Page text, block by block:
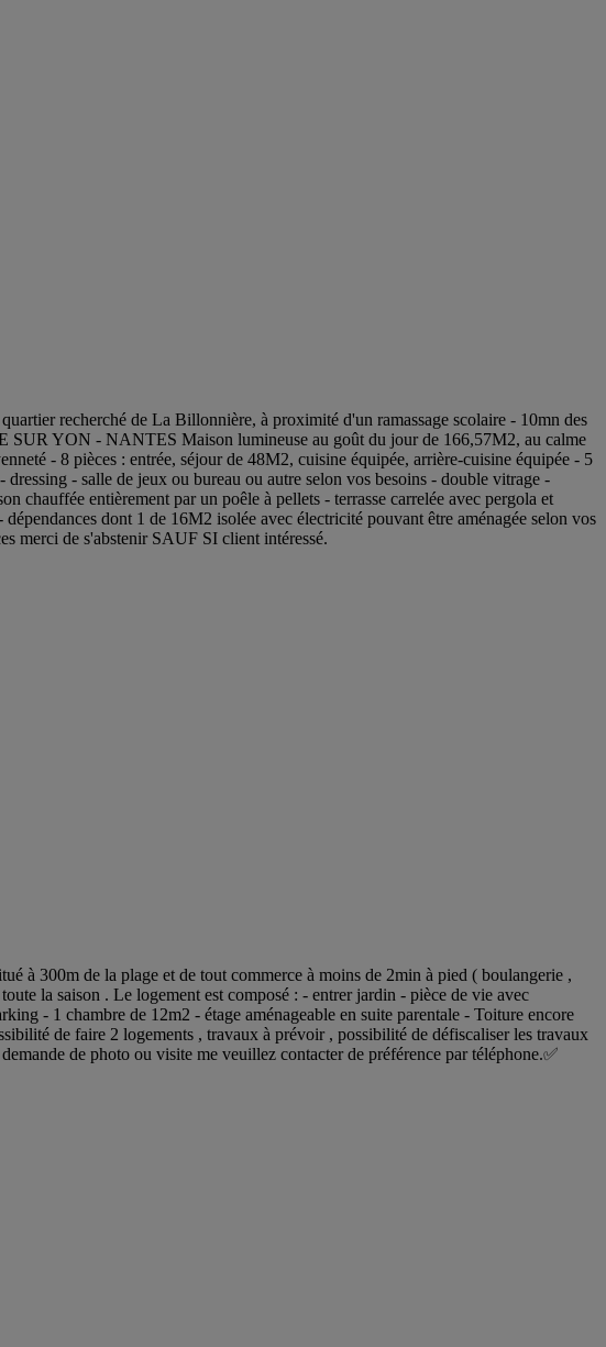
recherché de La Billonnière, à proximité d'un ramassage scolaire - 10mn des
YON - NANTES Maison lumineuse au goût du jour de 166,57M2, au calme
- 8 pièces : entrée, séjour de 48M2, cuisine équipée, arrière-cuisine équipée - 5
- salle de jeux ou bureau ou autre selon vos besoins - double vitrage -
entièrement par un poêle à pellets - terrasse carrelée avec pergola et
dont 1 de 16M2 isolée avec électricité pouvant être aménagée selon vos
merci de s'abstenir SAUF SI client intéressé.
à 300m de la plage et de tout commerce à moins de 2min à pied ( boulangerie ,
la saison . Le logement est composé : - entrer jardin - pièce de vie avec
- 1 chambre de 12m2 - étage aménageable en suite parentale - Toiture encore
de faire 2 logements , travaux à prévoir , possibilité de défiscaliser les travaux
de photo ou visite me veuillez contacter de préférence par téléphone.✅